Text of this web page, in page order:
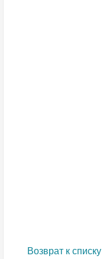
Возврат к списку